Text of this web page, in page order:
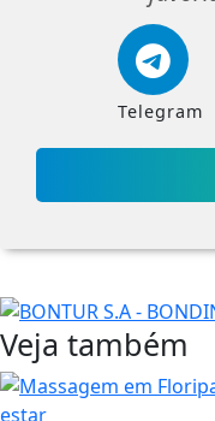
Telegram
Veja também